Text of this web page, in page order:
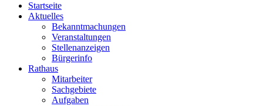
Startseite
Aktuelles
Bekanntmachungen
Veranstaltungen
Stellenanzeigen
Bürgerinfo
Rathaus
Mitarbeiter
Sachgebiete
Aufgaben